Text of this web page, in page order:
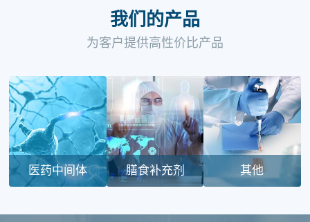
我们的产品
为客户提供高性价比产品
医药中间体 膳食补充剂 其他